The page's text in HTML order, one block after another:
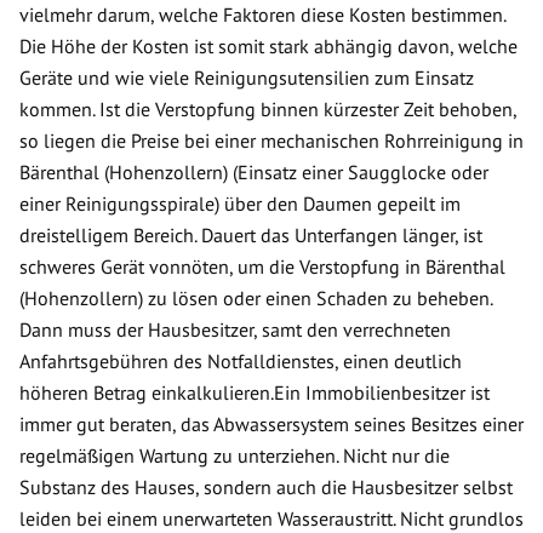
vielmehr darum, welche Faktoren diese Kosten bestimmen.
Die Höhe der Kosten ist somit stark abhängig davon, welche
Geräte und wie viele Reinigungsutensilien zum Einsatz
kommen. Ist die Verstopfung binnen kürzester Zeit behoben,
so liegen die Preise bei einer mechanischen Rohrreinigung in
Bärenthal (Hohenzollern) (Einsatz einer Saugglocke oder
einer Reinigungsspirale) über den Daumen gepeilt im
dreistelligem Bereich. Dauert das Unterfangen länger, ist
schweres Gerät vonnöten, um die Verstopfung in Bärenthal
(Hohenzollern) zu lösen oder einen Schaden zu beheben.
Dann muss der Hausbesitzer, samt den verrechneten
Anfahrtsgebühren des Notfalldienstes, einen deutlich
höheren Betrag einkalkulieren.Ein Immobilienbesitzer ist
immer gut beraten, das Abwassersystem seines Besitzes einer
regelmäßigen Wartung zu unterziehen. Nicht nur die
Substanz des Hauses, sondern auch die Hausbesitzer selbst
leiden bei einem unerwarteten Wasseraustritt. Nicht grundlos